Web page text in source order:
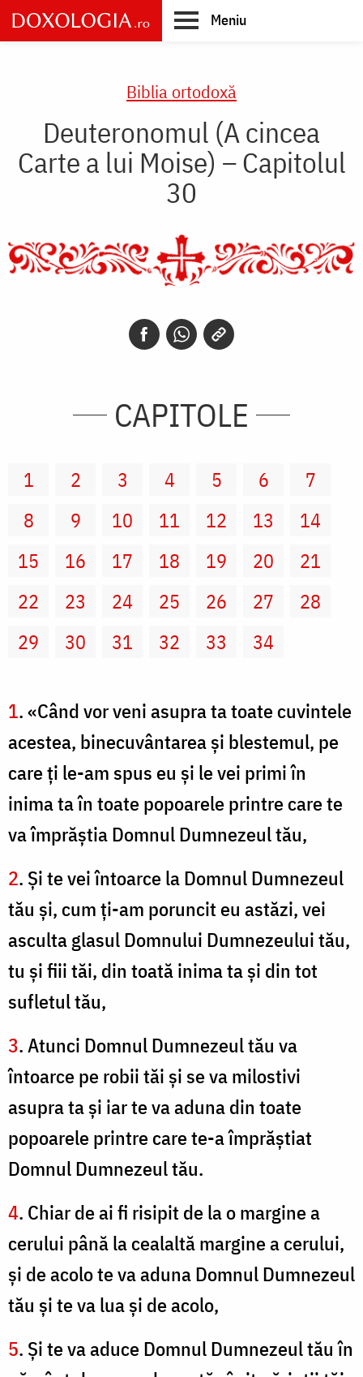
Skip
to
main
Meniu
Biblia ortodoxă
Deuteronomul (A cincea
Carte a lui Moise) – Capitolul
30
CAPITOLE
1 2 3 4 5 6
7
8
9 10 11 12 13
14
15
16 17 18 19 20
21
22
23 24 25 26 27
28
29
30 31 32 33 34
1. «Când vor veni asupra ta toate cuvintele
acestea, binecuvântarea şi blestemul, pe
care ți le-am spus eu şi le vei primi în
inima ta în toate popoarele printre care te
va împrăştia Domnul Dumnezeul tău,
2. Şi te vei întoarce la Domnul Dumnezeul
tău şi, cum ți-am poruncit eu astăzi, vei
asculta glasul Domnului Dumnezeului tău,
tu şi fiii tăi, din toată inima ta şi din tot
sufletul tău,
3. Atunci Domnul Dumnezeul tău va
întoarce pe robii tăi şi se va milostivi
asupra ta şi iar te va aduna din toate
popoarele printre care te-a împrăştiat
Domnul Dumnezeul tău.
4. Chiar de ai fi risipit de la o margine a
cerului până la cealaltă margine a cerului,
şi de acolo te va aduna Domnul Dumnezeul
tău şi te va lua şi de acolo,
5. Şi te va aduce Domnul Dumnezeul tău în